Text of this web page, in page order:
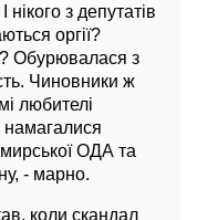
з депутатів
оргії?
Обурювалася з
Чиновники ж
любителі
ОДА та
- марно.
коли скандал